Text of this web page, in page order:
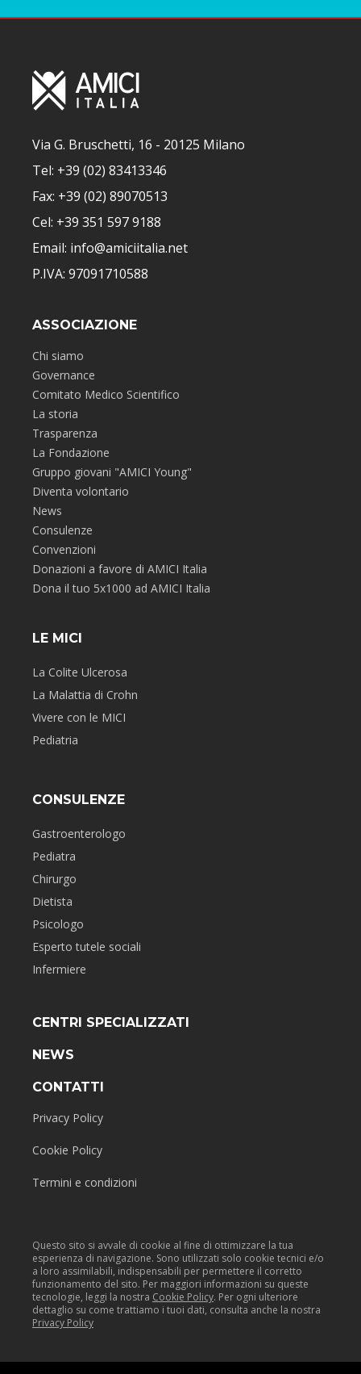
Via G. Bruschetti, 16 - 20125 Milano
Tel: +39 (02) 83413346
Fax: +39 (02) 89070513
Cel: +39 351 597 9188
Email: info@amiciitalia.net
P.IVA: 97091710588
ASSOCIAZIONE
Chi siamo
Governance
Comitato Medico Scientifico
La storia
Trasparenza
La Fondazione
Gruppo giovani "AMICI Young"
Diventa volontario
News
Consulenze
Convenzioni
Donazioni a favore di AMICI Italia
Dona il tuo 5x1000 ad AMICI Italia
LE MICI
La Colite Ulcerosa
La Malattia di Crohn
Vivere con le MICI
Pediatria
CONSULENZE
Gastroenterologo
Pediatra
Chirurgo
Dietista
Psicologo
Esperto tutele sociali
Infermiere
CENTRI SPECIALIZZATI
NEWS
CONTATTI
Privacy Policy
Cookie Policy
Termini e condizioni
Questo sito si avvale di cookie al fine di ottimizzare la tua
esperienza di navigazione. Sono utilizzati solo cookie tecnici e/o
a loro assimilabili, indispensabili per permettere il corretto
funzionamento del sito. Per maggiori informazioni su queste
tecnologie, leggi la nostra Cookie Policy. Per ogni ulteriore
dettaglio su come trattiamo i tuoi dati, consulta anche la nostra
Privacy Policy